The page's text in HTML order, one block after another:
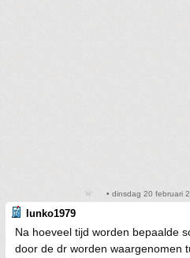
• dinsdag 20 februari
lunko1979
Na hoeveel tijd worden bepaalde
door de dr worden waargenomen